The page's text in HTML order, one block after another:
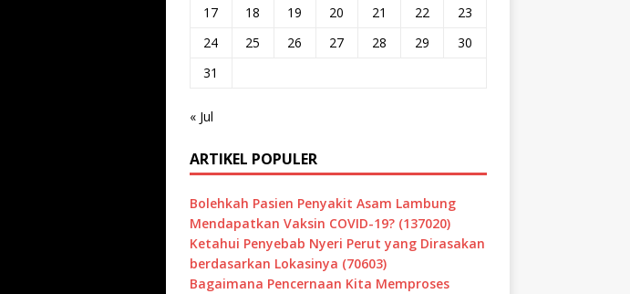
17
18 19 20 21 22
23
24
25 26 27 28 29
30
31
« Jul
ARTIKEL POPULER
Bolehkah Pasien Penyakit Asam Lambung
Mendapatkan Vaksin COVID-19? (137020)
Ketahui Penyebab Nyeri Perut yang Dirasakan
berdasarkan Lokasinya (70603)
Bagaimana Pencernaan Kita Memproses